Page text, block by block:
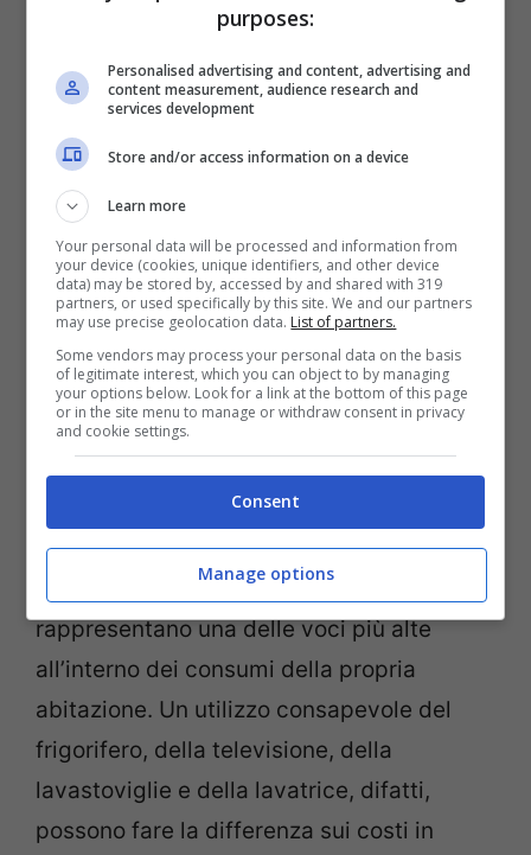
, può contribuire a ridurre
drasticamente i costi in bolletta, fino al
90% ogni mese.
I grandi elettrodomestici, inoltre,
rappresentano una delle voci più alte
all’interno dei consumi della propria
abitazione. Un utilizzo consapevole del
frigorifero, della televisione, della
lavastoviglie e della lavatrice, difatti,
possono fare la differenza sui costi in
purposes:
Personalised advertising and content, advertising and
content measurement, audience research and
services development
Store and/or access information on a device
Learn more
Your personal data will be processed and information from
your device (cookies, unique identifiers, and other device
data) may be stored by, accessed by and shared with 319
partners, or used specifically by this site. We and our partners
may use precise geolocation data. List of partners.
Some vendors may process your personal data on the basis
of legitimate interest, which you can object to by managing
your options below. Look for a link at the bottom of this page
or in the site menu to manage or withdraw consent in privacy
and cookie settings.
Consent
Manage options